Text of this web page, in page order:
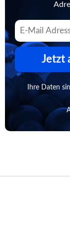
Jetzt
Ihre Daten